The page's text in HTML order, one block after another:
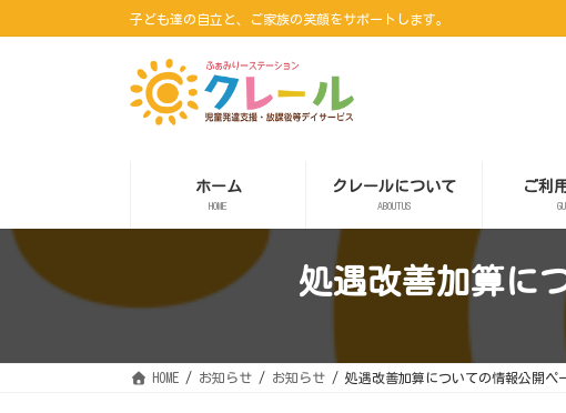
子ども達の自立と、ご家族の笑顔をサポートします。
ホーム
HOME
クレールについて
ABOUTUS
ご利
処遇改善加算に
HOME お知らせ お知らせ 処遇改善加算についての情報公開ペ